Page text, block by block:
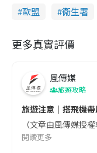
歐盟
衞生署
更多真實評價
風傳媒
旅遊攻略
旅遊注意｜搭飛機
（文章由風傳媒授
閱讀更多